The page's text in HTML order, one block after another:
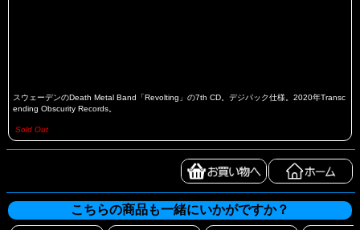
スウェーデンのDeath Metal Band「Revolting」の7th CD。デジパック仕様。2020年Transc
ending Obscurity Records。
Sold Out
こちらの商品も一緒にいかがですか？